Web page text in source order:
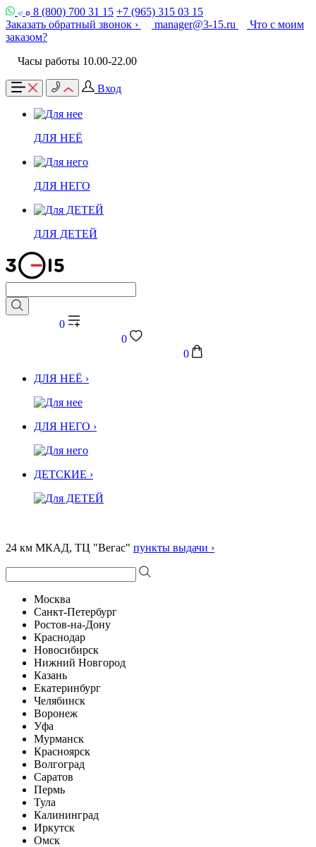
8 (800) 700 31 15 +7 (965) 315 03 15
Заказать обратный звонок ›
manager@3-15.ru
Что с моим
заказом?
Часы работы 10.00-22.00
Вход
ДЛЯ НЕЁ
ДЛЯ НЕГО
ДЛЯ ДЕТЕЙ
0
0
0
ДЛЯ НЕЁ ›
ДЛЯ НЕГО ›
ДЕТСКИЕ ›
24 км МКАД, ТЦ "Вегас" пункты выдачи ›
Москва
Санкт-Петербург
Ростов-на-Дону
Краснодар
Новосибирск
Нижний Новгород
Казань
Екатеринбург
Челябинск
Воронеж
Уфа
Мурманск
Красноярск
Волгоград
Саратов
Пермь
Тула
Калининград
Иркутск
Омск